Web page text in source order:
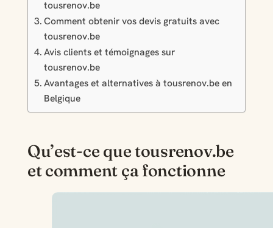
tousrenov.be
Comment obtenir vos devis gratuits avec
tousrenov.be
Avis clients et témoignages sur
tousrenov.be
Avantages et alternatives à tousrenov.be en
Belgique
Qu’est-ce que tousrenov.be
et comment ça fonctionne